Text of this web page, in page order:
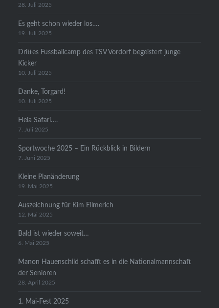
28. Juli 2025
Es geht schon wieder los….
19. Juli 2025
Drittes Fussballcamp des TSV Vordorf begeistert junge
Kicker
10. Juli 2025
Danke, Torgard!
10. Juli 2025
Heia Safari….
7. Juli 2025
Sportwoche 2025 – Ein Rückblick in Bildern
7. Juni 2025
Kleine Planänderung
19. Mai 2025
Auszeichnung für Kim Ellmerich
12. Mai 2025
Bald ist wieder soweit…
6. Mai 2025
Manon Hauenschild schafft es in die Nationalmannschaft
der Senioren
28. April 2025
1. Mai-Fest 2025